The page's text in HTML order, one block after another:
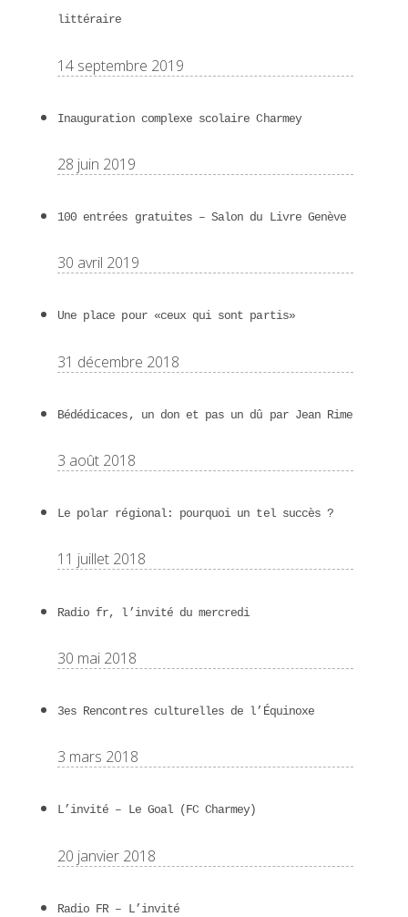
littéraire
14 septembre 2019
Inauguration complexe scolaire Charmey
28 juin 2019
100 entrées gratuites – Salon du Livre Genève
30 avril 2019
Une place pour «ceux qui sont partis»
31 décembre 2018
Bédédicaces, un don et pas un dû par Jean Rime
3 août 2018
Le polar régional: pourquoi un tel succès ?
11 juillet 2018
Radio fr, l’invité du mercredi
30 mai 2018
3es Rencontres culturelles de l’Équinoxe
3 mars 2018
L’invité – Le Goal (FC Charmey)
20 janvier 2018
Radio FR – L’invité